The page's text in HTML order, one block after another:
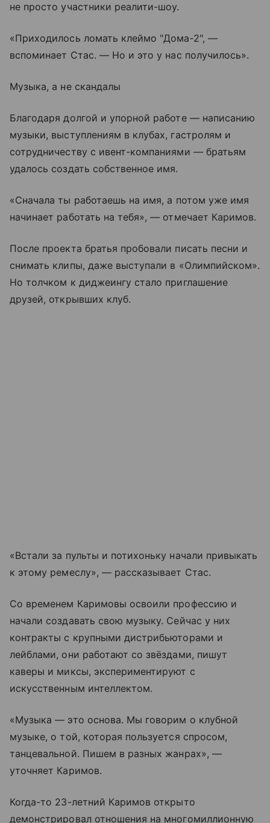
не просто участники реалити-шоу.
«Приходилось ломать клеймо "Дома‑2", —
вспоминает Стас. — Но и это у нас получилось».
Музыка, а не скандалы
Благодаря долгой и упорной работе — написанию
музыки, выступлениям в клубах, гастролям и
сотрудничеству с ивент-компаниями — братьям
удалось создать собственное имя.
«Сначала ты работаешь на имя, а потом уже имя
начинает работать на тебя», — отмечает Каримов.
После проекта братья пробовали писать песни и
снимать клипы, даже выступали в «Олимпийском».
Но толчком к диджеингу стало приглашение
друзей, открывших клуб.
«Встали за пульты и потихоньку начали привыкать
к этому ремеслу», — рассказывает Стас.
Со временем Каримовы освоили профессию и
начали создавать свою музыку. Сейчас у них
контракты с крупными дистрибьюторами и
лейблами, они работают со звёздами, пишут
каверы и миксы, экспериментируют с
искусственным интеллектом.
«Музыка — это основа. Мы говорим о клубной
музыке, о той, которая пользуется спросом,
танцевальной. Пишем в разных жанрах», —
уточняет Каримов.
Когда-то 23-летний Каримов открыто
демонстрировал отношения на многомиллионную